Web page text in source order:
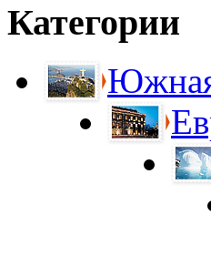
Категории